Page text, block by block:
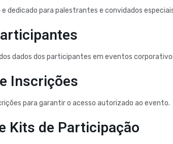
dedicado para palestrantes e convidados
dados dos participantes em eventos
Inscrições
para garantir o acesso autorizado ao evento.
Kits de Participação